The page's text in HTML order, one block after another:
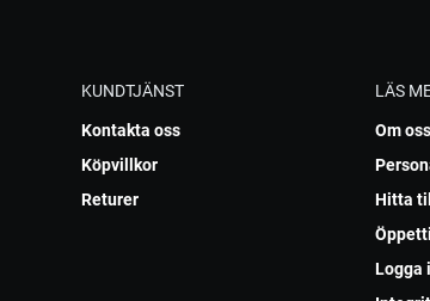
KUNDTJÄNST
Kontakta oss
Köpvillkor
Returer
LÄS
Om oss
Hitta
Logga